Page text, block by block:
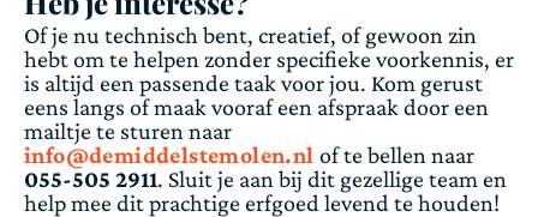
Of je nu technisch bent, creatief, of gewoon zin
hebt om te helpen zonder specifieke voorkennis, er
is altijd een passende taak voor jou. Kom gerust
eens langs of maak vooraf een afspraak door een
mailtje te sturen naar
info@demiddelstemolen.nl of te bellen naar
055-505 2911. Sluit je aan bij dit gezellige team en
help mee dit prachtige erfgoed levend te houden!